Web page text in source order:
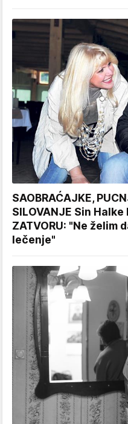
SAOBRAĆAJKE,
SILOVANJE Sin
ZATVORU: "Ne želim
lečenje"